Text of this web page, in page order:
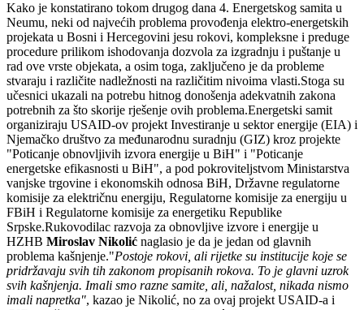
Kako je konstatirano tokom drugog dana 4. Energetskog samita u
Neumu, neki od najvećih problema provođenja elektro-energetskih
projekata u Bosni i Hercegovini jesu rokovi, kompleksne i preduge
procedure prilikom ishodovanja dozvola za izgradnju i puštanje u
rad ove vrste objekata, a osim toga, zaključeno je da probleme
stvaraju i različite nadležnosti na različitim nivoima vlasti.Stoga su
učesnici ukazali na potrebu hitnog donošenja adekvatnih zakona
potrebnih za što skorije rješenje ovih problema.Energetski samit
organiziraju USAID-ov projekt Investiranje u sektor energije (EIA) i
Njemačko društvo za međunarodnu suradnju (GIZ) kroz projekte
"Poticanje obnovljivih izvora energije u BiH" i "Poticanje
energetske efikasnosti u BiH", a pod pokroviteljstvom Ministarstva
vanjske trgovine i ekonomskih odnosa BiH, Državne regulatorne
komisije za električnu energiju, Regulatorne komisije za energiju u
FBiH i Regulatorne komisije za energetiku Republike
Srpske.Rukovodilac razvoja za obnovljive izvore i energije u
HZHB Miroslav Nikolić naglasio je da je jedan od glavnih
problema kašnjenje."Postoje rokovi, ali rijetke su institucije koje se
pridržavaju svih tih zakonom propisanih rokova. To je glavni uzrok
svih kašnjenja. Imali smo razne samite, ali, nažalost, nikada nismo
imali napretka", kazao je Nikolić, no za ovaj projekt USAID-a i